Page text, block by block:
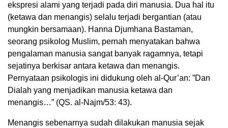
ekspresi alami yang terjadi pada diri manusia. Dua hal itu
(ketawa dan menangis) selalu terjadi bergantian (atau
mungkin bersamaan). Hanna Djumhana Bastaman,
seorang psikolog Muslim, pernah menyatakan bahwa
pengalaman manusia sangat banyak ragamnya, tetapi
sejatinya berkisar antara ketawa dan menangis.
Pernyataan psikologis ini didukung oleh al-Qur’an: ”Dan
Dialah yang menjadikan manusia ketawa dan
menangis…” (QS. al-Najm/53: 43).
Menangis sebenarnya sudah dilakukan manusia sejak